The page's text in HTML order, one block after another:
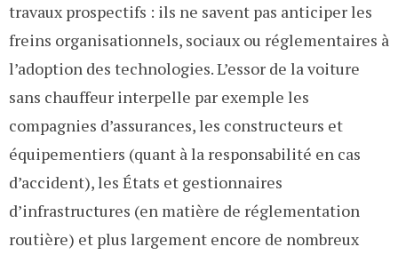
travaux prospectifs : ils ne savent pas anticiper les
freins organisationnels, sociaux ou réglementaires à
l’adoption des technologies. L’essor de la voiture
sans chauffeur interpelle par exemple les
compagnies d’assurances, les constructeurs et
équipementiers (quant à la responsabilité en cas
d’accident), les États et gestionnaires
d’infrastructures (en matière de réglementation
routière) et plus largement encore de nombreux